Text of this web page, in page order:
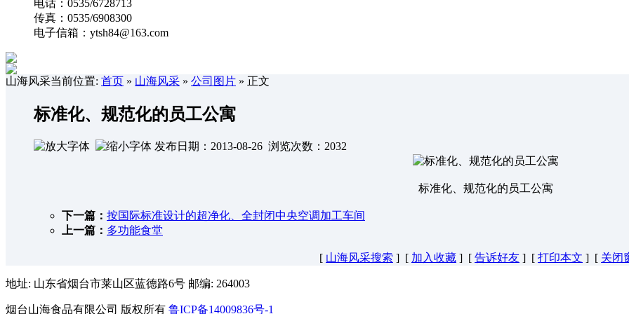
电话：0535/6728713
传真：0535/6908300
电子信箱：ytsh84@163.com
山海风采当前位置: 首页 » 山海风采 » 公司图片 » 正文
标准化、规范化的员工公寓
发布日期：2013-08-26 浏览次数： 2032
标准化、规范化的员工公寓
下一篇： 按国际标准设计的超净化、全封闭中央空调加工车间
上一篇： 多功能食堂
[ 山海风采搜索 ] [ 加入收藏 ] [ 告诉好友 ] [ 打印本文 ] [ 关闭
地址: 山东省烟台市莱山区蓝德路6号 邮编: 264003
烟台山海食品有限公司 版权所有 鲁ICP备14009836号-1